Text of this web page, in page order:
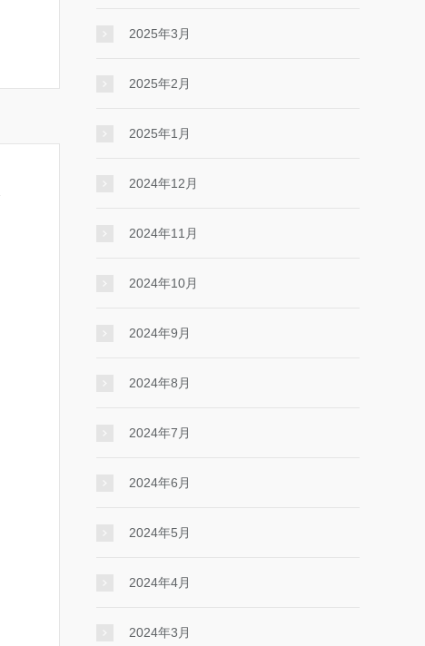
2025年3月
2025年2月
2025年1月
2024年12月
2024年11月
2024年10月
2024年9月
2024年8月
2024年7月
2024年6月
2024年5月
2024年4月
2024年3月